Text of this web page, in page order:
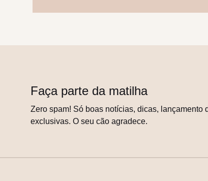
Faça parte da matilha
Zero spam! Só boas notícias, dicas, lançamento
exclusivas. O seu cão agradece.